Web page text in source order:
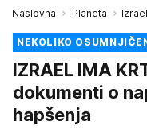
Naslovna Planeta
NEKOLIKO
IZRAEL IMA
dokumenti o
hapšenja